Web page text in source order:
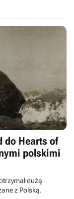
do Hearts of
polskimi
dużą
z Polską.